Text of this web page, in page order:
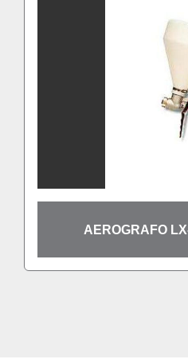
LX-T HOPPER GUN